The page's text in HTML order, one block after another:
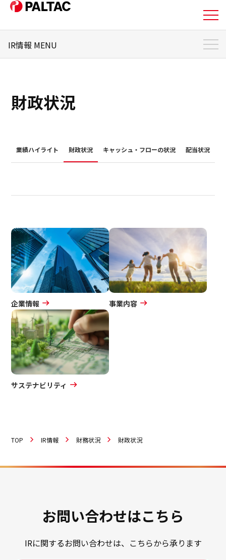
事業内容
企業情報
IR情報
サステナビリティ
サステナビリティ
イノベーション
イノベーション
採用情報
ニュース
IR情報 MENU
個人投資家のみなさまへ
株式・株主情報
IRカレンダー
よくいただくご質問
IRポリシー
電子公告
免責事項
財政状況
業績ハイライト 財政状況 キャッシュ・フローの状況 配当状況
企業情報 事業内容
サステナビリティ
TOP IR情報 財務状況 財政状況
お問い合わせはこちら
IRに関するお問い合わせは、こちらから承ります